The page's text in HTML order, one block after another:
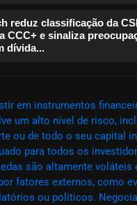
reduz classificação da
CCC+ e sinaliza
dívida...
em instrumentos
um alto nível de risco,
ou de todo o seu capital
para todos os
são altamente voláteis
fatores externos, como
ou políticos.